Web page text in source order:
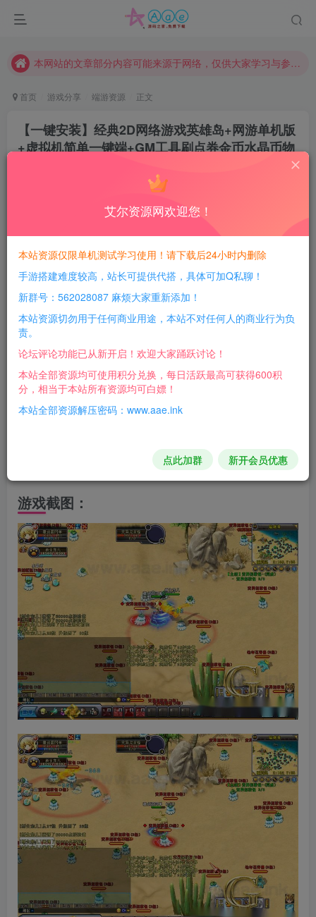
请勿相信任何评论区广告！以免上当受骗！
本站评论功能已从新开启！欢迎大家踊跃讨论！（用户每日活跃可得积分数量增加至600，加速获得更多免费资源！）
现在赞助会员享受专属折扣，详情点击此条公告。
首页 游戏分享 端游资源 正文
【一键安装】经典2D网络游戏英雄岛+网游单机版
+虚拟机简单一键端+GM工具刷点券金币水晶币物
145
每日活跃最高可获得600积分！所有资源可以使用
积分免费兑换！
游戏介绍：
游戏类型：2D网络游戏单机版
支持系统：WIN7/WIN8/WIN10 32/64位系统
文件大小：5.01G
配置要求：双核CPU 4G以上内存需要虛拟机
赠送GM工具刷金币、水晶币、物品
游戏截图：
艾尔资源网欢迎您！
本站资源仅限单机测试学习使用！请下载后24小时内删除
手游搭建难度较高，站长可提供代搭，具体可加Q私聊！
新群号：562028087 麻烦大家重新添加！
本站资源切勿用于任何商业用途，本站不对任何人的商业行为负
责。
论坛评论功能已从新开启！欢迎大家踊跃讨论！
本站全部资源均可使用积分兑换，每日活跃最高可获得600积
分，相当于本站所有资源均可白嫖！
本站全部资源解压密码：www.aae.ink
点此加群 新开会员优惠